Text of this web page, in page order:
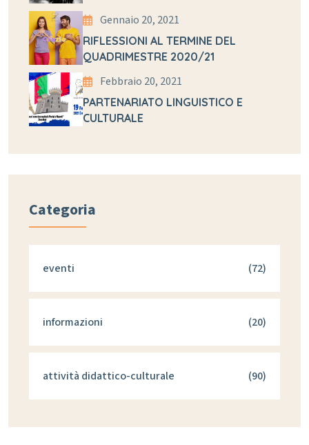
Gennaio 20, 2021
RIFLESSIONI AL TERMINE DEL
QUADRIMESTRE 2020/21
Febbraio 20, 2021
PARTENARIATO LINGUISTICO E
CULTURALE
Categoria
eventi (72)
informazioni (20)
attività didattico-culturale (90)